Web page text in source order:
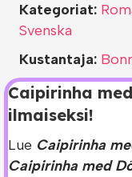
Caipirinha
ilmaiseksi!
Lue Caipirinha
Caipirinha med
Kategoriat:
Svenska
Kustantaja: